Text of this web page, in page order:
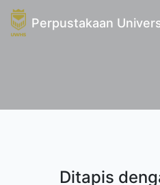
Perpustakaan
Ditapis